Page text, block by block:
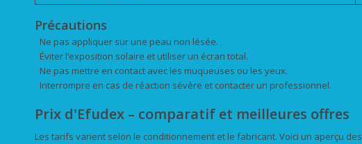
Précautions
Ne pas appliquer sur une peau non lésée.
Éviter l’exposition solaire et utiliser un écran total.
Ne pas mettre en contact avec les muqueuses ou les yeux.
Interrompre en cas de réaction sévère et contacter un professionnel.
Prix d'Efudex – comparatif et meilleures offres
Les tarifs varient selon le conditionnement et le fabricant. Voici un aperçu des